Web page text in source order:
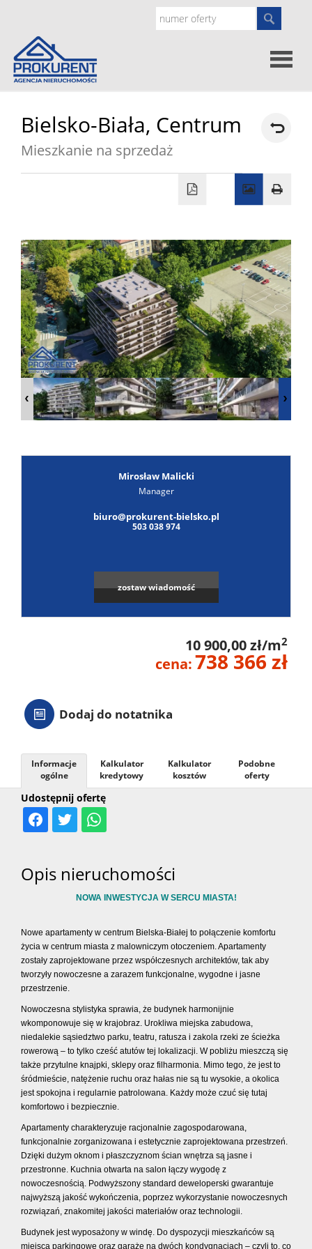
główna
prawne
O
nas
Zgłoś
Zgłoś
ofertę
Bielsko-Biała, Centrum
Mieszkanie na sprzedaż
Mirosław Malicki
Manager
biuro@prokurent-bielsko.pl
503 038 974
zostaw wiadomość
10 900,00 zł/m2
cena:738 366 zł
Dodaj do notatnika
Udostępnij ofertę
Informacje
ogólne
Kalkulator
kredytowy
Kalkulator
kosztów
Podobne
oferty
Opis nieruchomości
NOWA INWESTYCJA W SERCU MIASTA!
Nowe apartamenty w centrum Bielska-Białej to połączenie komfortu
życia w centrum miasta z malowniczym otoczeniem. Apartamenty
zostały zaprojektowane przez współczesnych architektów, tak aby
tworzyły nowoczesne a zarazem funkcjonalne, wygodne i jasne
przestrzenie.
Nowoczesna stylistyka sprawia, że budynek harmonijnie
wkomponowuje się w krajobraz. Urokliwa miejska zabudowa,
niedalekie sąsiedztwo parku, teatru, ratusza i zakola rzeki ze ścieżka
rowerową – to tylko cześć atutów tej lokalizacji. W pobliżu mieszczą się
także przytulne knajpki, sklepy oraz filharmonia. Mimo tego, że jest to
śródmieście, natężenie ruchu oraz hałas nie są tu wysokie, a okolica
jest spokojna i regularnie patrolowana. Każdy może czuć się tutaj
komfortowo i bezpiecznie.
Apartamenty charakteryzuje racjonalnie zagospodarowana,
funkcjonalnie zorganizowana i estetycznie zaprojektowana przestrzeń.
Dzięki dużym oknom i płaszczyznom ścian wnętrza są jasne i
przestronne. Kuchnia otwarta na salon łączy wygodę z
nowoczesnością. Podwyższony standard deweloperski gwarantuje
najwyższą jakość wykończenia, poprzez wykorzystanie nowoczesnych
rozwiązań, znakomitej jakości materiałów oraz technologii.
Budynek jest wyposażony w windę. Do dyspozycji mieszkańców są
miejsca parkingowe oraz garaże na dwóch kondygnacjach – czyli to, co